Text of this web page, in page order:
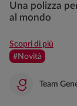
Una polizza
al mondo
Scopri di più
#Novità
Team